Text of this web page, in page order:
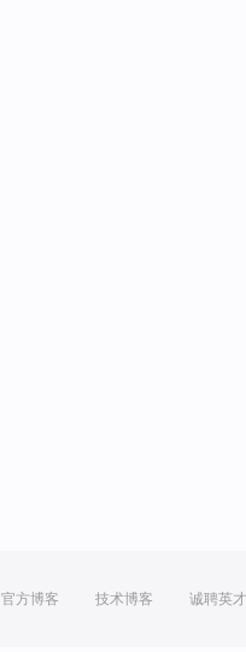
官方博客 技术博客 诚聘英才